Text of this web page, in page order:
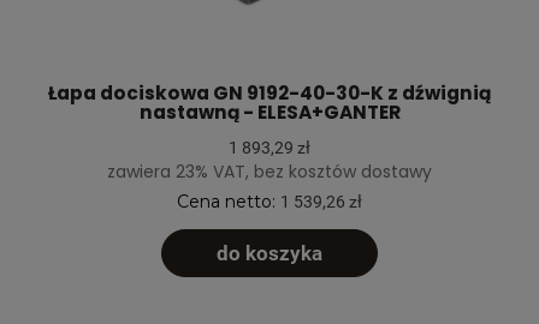
Łapa dociskowa GN 9192-40-30-K z dźwignią
nastawną - ELESA+GANTER
1 893,29 zł
zawiera 23% VAT, bez kosztów dostawy
Cena netto: 1 539,26 zł
do koszyka